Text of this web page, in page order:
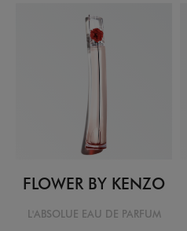
FLOWER BY KENZO
L'ABSOLUE EAU DE PARFUM